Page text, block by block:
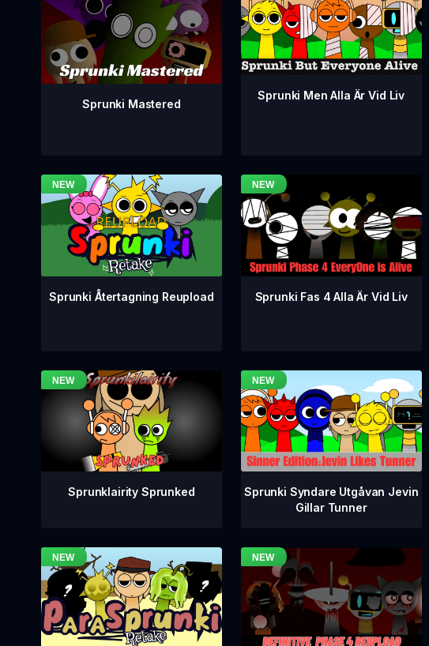
Sprunki Mastered
Sprunki Men Alla Är Vid Liv
Sprunki Återtagning Reupload Sprunki Fas 4 Alla Är Vid Liv
Sprunklairity Sprunked
Sprunki Syndare Utgåvan Jevin
Gillar Tunner